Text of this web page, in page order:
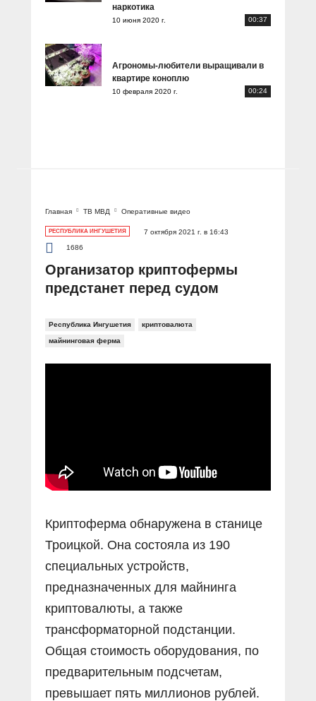
наркотика
10 июня 2020 г. 00:37
Агрономы-любители выращивали в
квартире коноплю
10 февраля 2020 г. 00:24
Главная ТВ МВД Оперативные видео
РЕСПУБЛИКА ИНГУШЕТИЯ
7 октября 2021 г. в 16:43
1686
Организатор криптофермы
предстанет перед судом
Республика Ингушетия криптовалюта
майнинговая ферма
Криптоферма обнаружена в станице
Троицкой. Она состояла из 190
специальных устройств,
предназначенных для майнинга
криптовалюты, а также
трансформаторной подстанции.
Общая стоимость оборудования, по
предварительным подсчетам,
превышает пять миллионов рублей.